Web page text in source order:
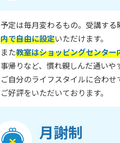
予定は毎月変わるもの。受講する
内で自由に設定いただけます。
また教室はショッピングセンター
事帰りなど、慣れ親しんだ通いや
ご自分のライフスタイルに合わ
ご好評をいただいております。
月謝制